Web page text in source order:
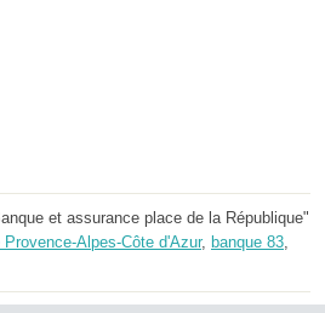
et assurance place de la République"
Provence-Alpes-Côte d'Azur, banque 83